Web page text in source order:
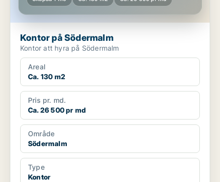
Kontor på Södermalm
Kontor att hyra på Södermalm
Areal
Ca. 130 m2
Pris pr. md.
Ca. 26 500 pr md
Område
Södermalm
Type
Kontor